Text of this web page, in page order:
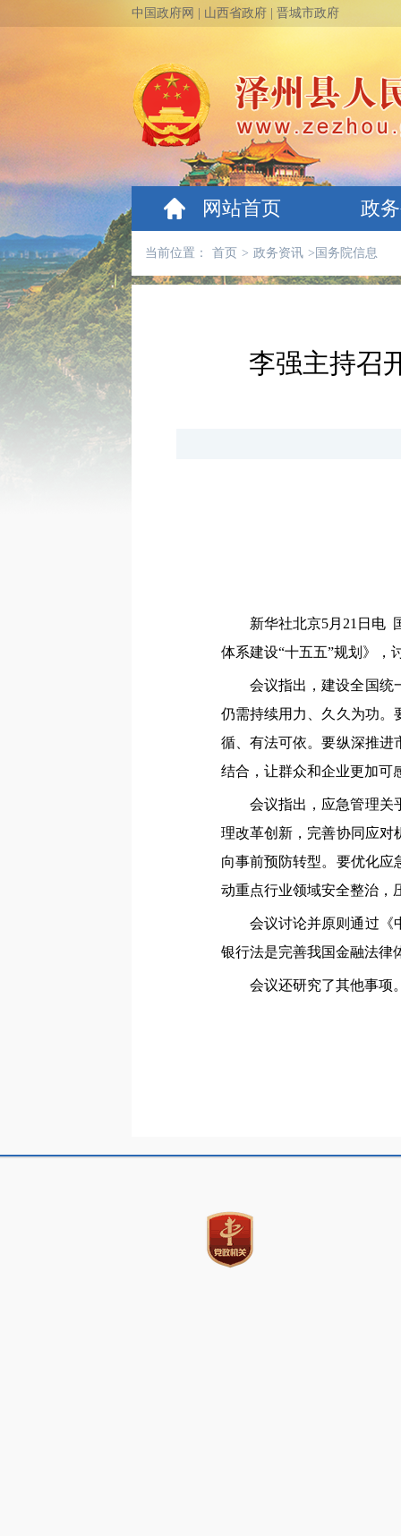
中国政府网 山西省政府 晋城市政府
网站首页 政
当前位置： 首页 > 政务资讯 > 国务院信息
李强主持召
新华社北京5月21日电
体系建设“十五五”规划》，
会议指出，建设全国统
仍需持续用力、久久为功。
循、有法可依。要纵深推进
结合，让群众和企业更加可
会议指出，应急管理关
理改革创新，完善协同应对
向事前预防转型。要优化
动重点行业领域安全整治，
会议讨论并原则通过《
银行法是完善我国金融法律
会议还研究了其他事项